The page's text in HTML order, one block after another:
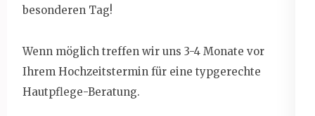
besonderen Tag!
Wenn möglich treffen wir uns 3-4 Monate vor
Ihrem Hochzeitstermin für eine typgerechte
Hautpflege-Beratung.